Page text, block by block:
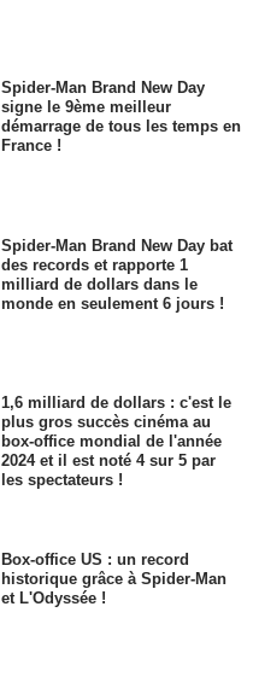
Spider-Man Brand New Day
signe le 9ème meilleur
démarrage de tous les temps en
France !
Spider-Man Brand New Day bat
des records et rapporte 1
milliard de dollars dans le
monde en seulement 6 jours !
1,6 milliard de dollars : c'est le
plus gros succès cinéma au
box-office mondial de l'année
2024 et il est noté 4 sur 5 par
les spectateurs !
Box-office US : un record
historique grâce à Spider-Man
et L'Odyssée !